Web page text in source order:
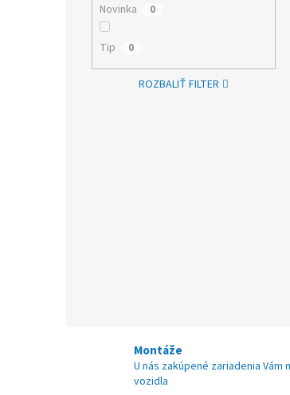
Novinka 0
Tip 0
ROZBALIŤ FILTER
Montáže
U nás zakúpené zariadenia Vám
vozidla